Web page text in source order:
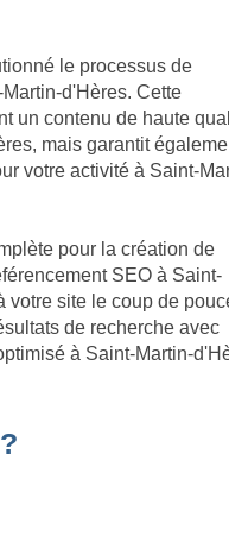
le processus de
d'Hères. Cette
un contenu de haute
mais garantit
votre activité à Saint-
pour la création de
SEO à Saint-
votre site le coup de
de recherche avec
à Saint-Martin-